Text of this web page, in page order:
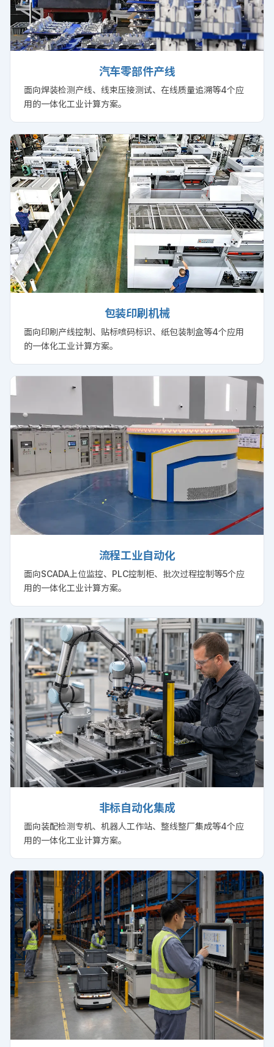
汽车零部件产线
面向焊装检测产线、线束压接测试、在线质量追溯等4个应
用的一体化工业计算方案。
包装印刷机械
面向印刷产线控制、贴标喷码标识、纸包装制盒等4个应用
的一体化工业计算方案。
流程工业自动化
面向SCADA上位监控、PLC控制柜、批次过程控制等5个应
用的一体化工业计算方案。
非标自动化集成
面向装配检测专机、机器人工作站、整线整厂集成等4个应
用的一体化工业计算方案。